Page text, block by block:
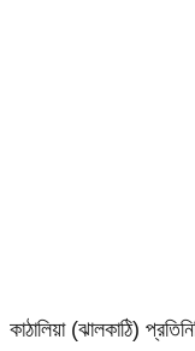
কাঠালিয়া (ঝালকাঠি)